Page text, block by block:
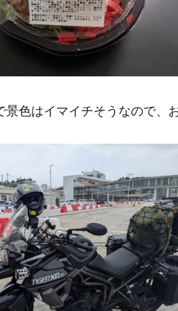
景色はイマイチそうなので、